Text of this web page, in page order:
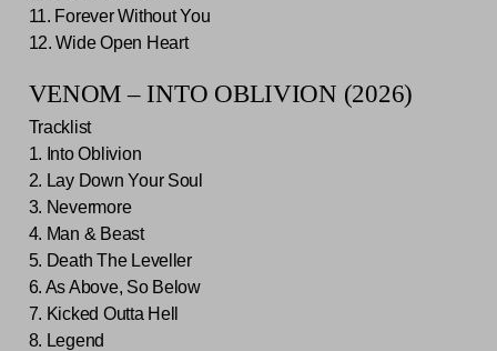
11. Forever Without You
12. Wide Open Heart
VENOM – INTO OBLIVION (2026)
Tracklist
1. Into Oblivion
2. Lay Down Your Soul
3. Nevermore
4. Man & Beast
5. Death The Leveller
6. As Above, So Below
7. Kicked Outta Hell
8. Legend